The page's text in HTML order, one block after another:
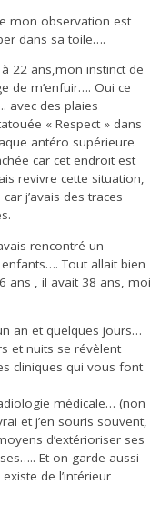
mon observation est
dans sa toile….
22 ans,mon instinct de
de m’enfuir…. Oui ce
avec des plaies
« Respect » dans
antéro supérieure
car cet endroit est
revivre cette situation,
j’avais des traces
rencontré un
Tout allait bien
ans , il avait 38 ans, moi
an et quelques jours…
et nuits se révèlent
cliniques qui vous font
médicale… (non
et j’en souris souvent,
d’extérioriser ses
Et on garde aussi
de l’intérieur